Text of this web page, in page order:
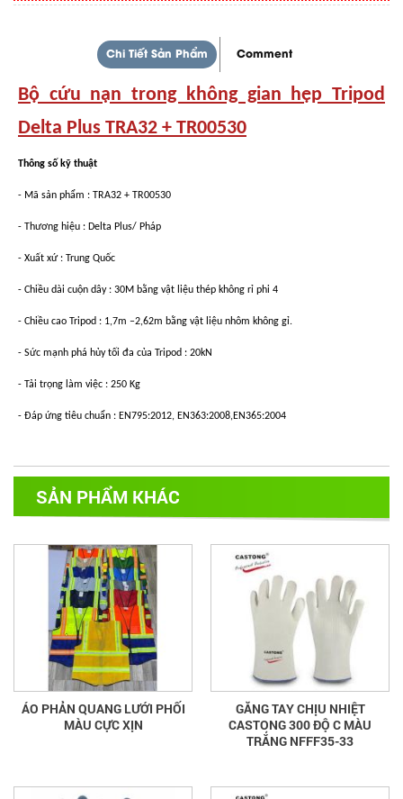
Chi Tiết Sản Phẩm Comment
Bộ cứu nạn trong không gian hẹp Tripod
Delta Plus TRA32 + TR00530
Thông số kỹ thuật
- Mã sản phẩm : TRA32 + TR00530
- Thương hiệu : Delta Plus/ Pháp
- Xuất xứ : Trung Quốc
- Chiều dài cuộn dây : 30M bằng vật liệu thép không rỉ phi 4
- Chiều cao Tripod : 1,7m –2,62m bằng vật liệu nhôm không gỉ.
- Sức mạnh phá hủy tối đa của Tripod : 20kN
- Tải trọng làm việc : 250 Kg
- Đáp ứng tiêu chuẩn : EN795:2012, EN363:2008,EN365:2004
SẢN PHẨM KHÁC
ÁO PHẢN QUANG LƯỚI PHỐI
MÀU CỰC XỊN
GĂNG TAY CHỊU NHIỆT
CASTONG 300 ĐỘ C MÀU
TRẮNG NFFF35-33